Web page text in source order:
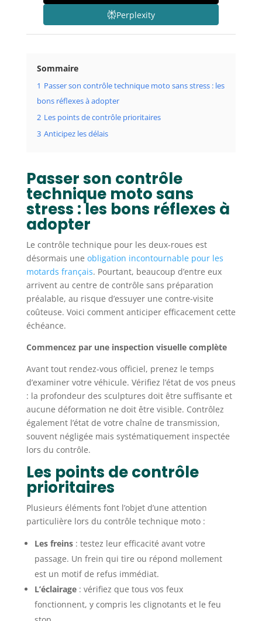
Perplexity
Sommaire
1 Passer son contrôle technique moto sans stress : les
bons réflexes à adopter
2 Les points de contrôle prioritaires
3 Anticipez les délais
Passer son contrôle
technique moto sans
stress : les bons réflexes à
adopter
Le contrôle technique pour les deux-roues est
désormais une obligation incontournable pour les
motards français. Pourtant, beaucoup d’entre eux
arrivent au centre de contrôle sans préparation
préalable, au risque d’essuyer une contre-visite
coûteuse. Voici comment anticiper efficacement cette
échéance.
Commencez par une inspection visuelle complète
Avant tout rendez-vous officiel, prenez le temps
d’examiner votre véhicule. Vérifiez l’état de vos pneus
: la profondeur des sculptures doit être suffisante et
aucune déformation ne doit être visible. Contrôlez
également l’état de votre chaîne de transmission,
souvent négligée mais systématiquement inspectée
lors du contrôle.
Les points de contrôle
prioritaires
Plusieurs éléments font l’objet d’une attention
particulière lors du contrôle technique moto :
Les freins: testez leur efficacité avant votre
passage. Un frein qui tire ou répond mollement
est un motif de refus immédiat.
L’éclairage: vérifiez que tous vos feux
fonctionnent, y compris les clignotants et le feu